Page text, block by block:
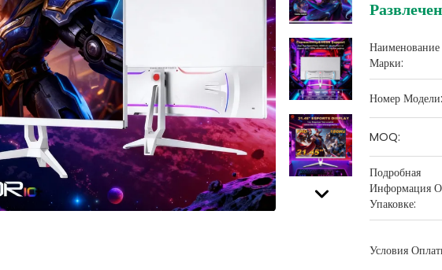
Наименование
Марки:
Номер Модели:
MOQ:
Подробная
Информация
Упаковке:
Условия